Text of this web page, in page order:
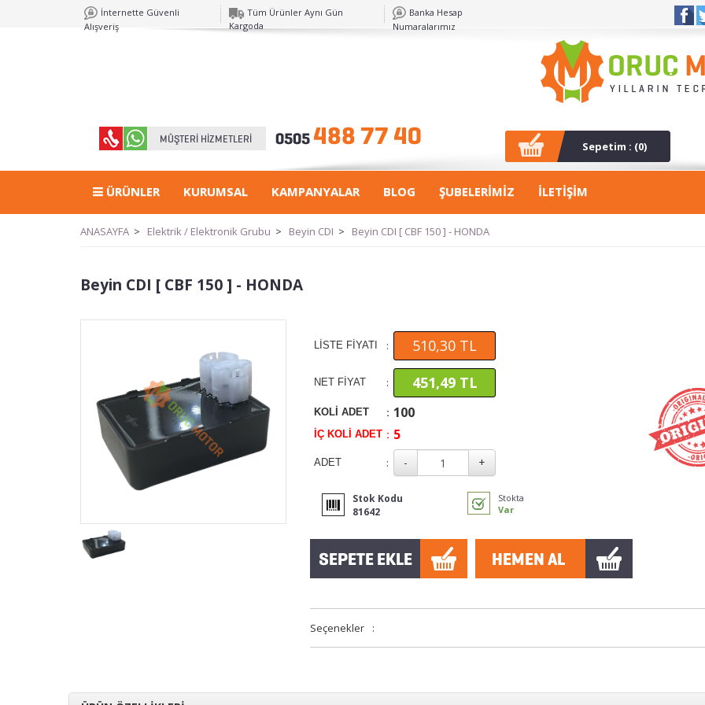
İnternette Güvenli
Alışveriş
Tüm Ürünler Aynı Gün
Kargoda
Banka Hesap
Numaralarımız
Sepetim : (0)
ÜRÜNLER KURUMSAL KAMPANYALAR BLOG ŞUBELERİMİZ İLETİŞİM
ANASAYFA > Elektrik / Elektronik Grubu > Beyin CDI > Beyin CDI [ CBF 150 ] - HONDA
Beyin CDI [ CBF 150 ] - HONDA
LİSTE FİYATI : 510,30 TL
NET FİYAT : 451,49 TL
KOLİ ADET : 100
İÇ KOLİ ADET : 5
ADET :
Stok Kodu
81642
Stokta
Var
Seçenekler :